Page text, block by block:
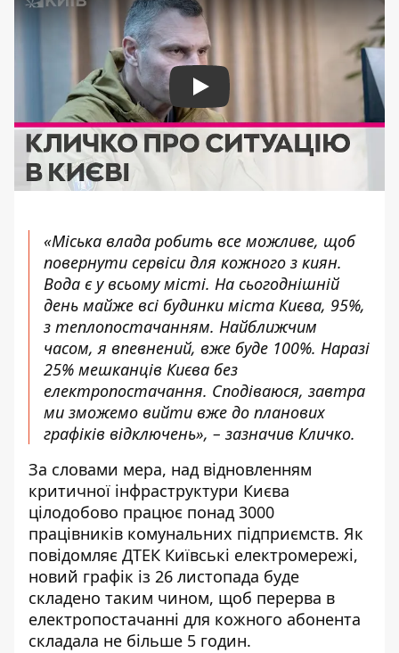
Play
«Міська влада робить все можливе, щоб
повернути сервіси для кожного з киян.
Вода є у всьому місті. На сьогоднішній
день майже всі будинки міста Києва, 95%,
з теплопостачанням. Найближчим
часом, я впевнений, вже буде 100%. Наразі
25% мешканців Києва без
електропостачання. Сподіваюся, завтра
ми зможемо вийти вже до планових
графіків відключень», – зазначив Кличко.
За словами мера, над відновленням
критичної інфраструктури Києва
цілодобово працює понад 3000
працівників комунальних підприємств. Як
повідомляє ДТЕК Київські електромережі,
новий графік із 26 листопада буде
складено таким чином, щоб перерва в
електропостачанні для кожного абонента
складала не більше 5 годин.